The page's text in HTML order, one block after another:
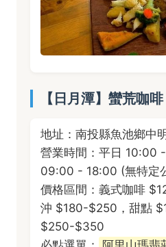
【日月潭】蠻荒咖啡
地址：南投縣魚池鄉中
營業時間：平日 10:00
09:00 - 18:00 (無特定
價格區間：義式咖啡
沖 $180-$250，甜點
$250-$350